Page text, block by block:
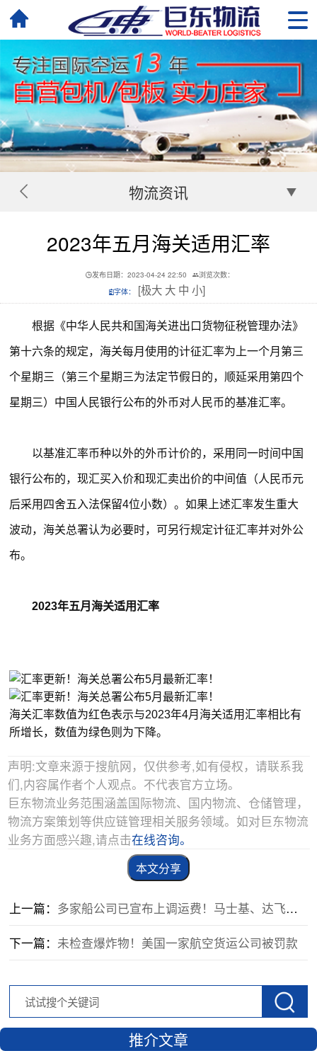
物流资讯
2023年五月海关适用汇率
发布日期：2023-04-24 22:50
浏览次数：
字体：
[极大 大 中 小]
根据《中华人民共和国海关进出口货物征税管理办法》
第十六条的规定，海关每月使用的计征汇率为上一个月第三
个星期三（第三个星期三为法定节假日的，顺延采用第四个
星期三）中国人民银行公布的外币对人民币的基准汇率。
以基准汇率币种以外的外币计价的，采用同一时间中国
银行公布的，现汇买入价和现汇卖出价的中间值（人民币元
后采用四舍五入法保留4位小数）。如果上述汇率发生重大
波动，海关总署认为必要时，可另行规定计征汇率并对外公
布。
2023年五月海关适用汇率
海关汇率数值为红色表示与2023年4月海关适用汇率相比有
所增长，数值为绿色则为下降。
声明:文章来源于搜航网，仅供参考,如有侵权，请联系我
们,内容属作者个人观点。不代表官方立场。
巨东物流业务范围涵盖国际物流、国内物流、仓储管理，
物流方案策划等供应链管理相关服务领域。如对巨东物流
业务方面感兴趣,请点击在线咨询。
本文分享
上一篇： 多家船公司已宣布上调运费！马士基、达飞等各大海运公司相继宣布上调运价
下一篇： 未检查爆炸物！美国一家航空货运公司被罚款
推介文章